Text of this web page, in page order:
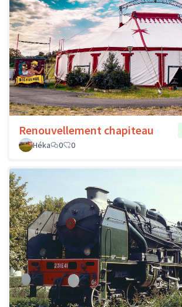
Renouvellement chapiteau
Héka
0 0